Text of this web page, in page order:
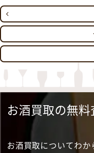
お酒買取の無
お酒買取についてわ